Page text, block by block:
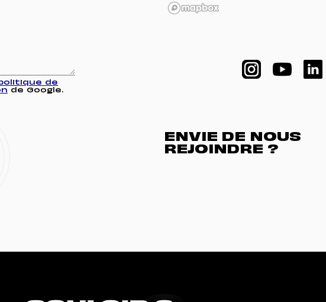
de
de Google.
ENVIE DE NOUS
REJOINDRE ?